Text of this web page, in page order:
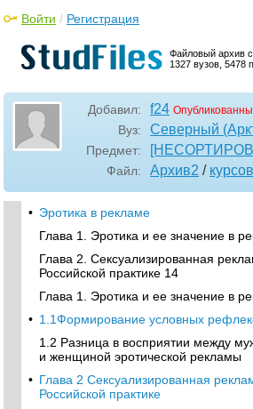
Файловый архив
1327 вузов, 5478
Войти / Регистрация
Добавил: f24
Вуз: Северный
Предмет:
Файл: Архив2 /
• Эротика в рекламе
Глава 1. Эротика и ее значение в
Глава 2. Сексуализированная
Российской практике 14
Глава 1. Эротика и ее значение в
• 1.1Формирование условных
1.2 Разница в восприятии между
и женщиной эротической рекламы
• Глава 2 Сексуализированная
Российской практике